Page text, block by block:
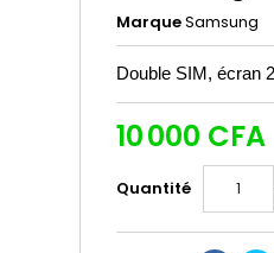
MarqueSamsung
Double SIM, écran
10 000 CFA
Quantité